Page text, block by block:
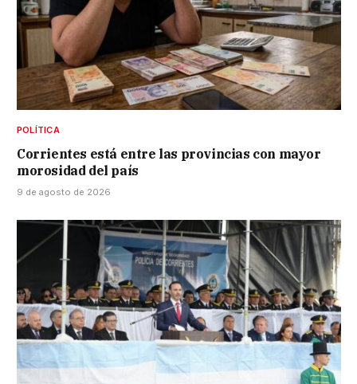
POLÍTICA
Corrientes está entre las provincias con mayor
morosidad del país
9 de agosto de 2026